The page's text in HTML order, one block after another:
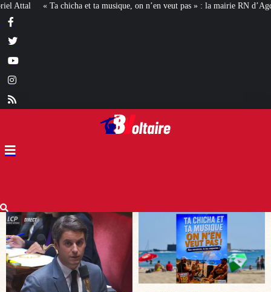
on n’en veut pas » : la mairie RN d’Agde face à la meute «